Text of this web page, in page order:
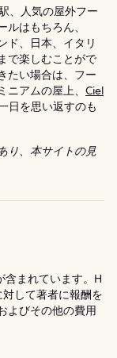
、人気の屋外フー
はもちろん、
ド、日本、イタリ
で楽しむことがで
たい場合は、フー
アムの屋上、 Ciel
日を思い返すのも
り、本サイトの見
含まれています。H
して著者に報酬を
よびその他の費用